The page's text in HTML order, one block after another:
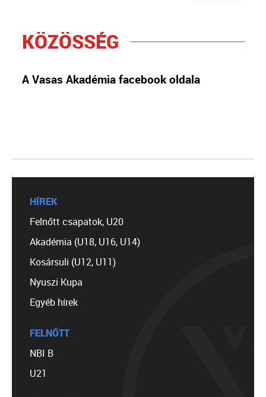
KÖZÖSSÉG
A Vasas Akadémia facebook oldala
HÍREK
Felnőtt csapatok, U20
Akadémia (U18, U16, U14)
Kosársuli (U12, U11)
Nyuszi Kupa
Egyéb hírek
FELNŐTT
NBI B
U21